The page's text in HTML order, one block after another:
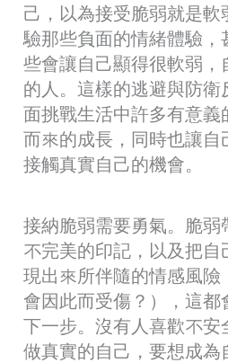
己，以為接受脆弱就是軟
驗那些負面的情緒體驗，
些會讓自己顯得很軟弱，
的人。這樣的逃避與防衛
面挑戰生活中許多有意義
而來的成長，同時也讓自
接觸真實自己的機會。
接納脆弱需要勇氣。脆弱
不完美的印記，以及把自
現出來所伴隨的情感風險
會因此而受傷？），這都
下一步。沒有人喜歡不安
做真實的自己，要想成為